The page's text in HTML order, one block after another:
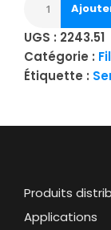
UGS : 2243.51
Catégorie :
Étiquette :
Produits
Applications